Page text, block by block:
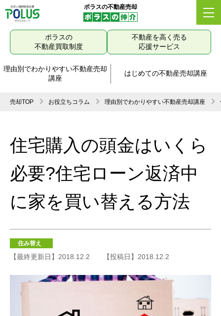
ポラスの不動産売却
ポラスの
不動産買取制度
不動産を高く売る
応援サービス
理由別でわかりやすい不動産売却
講座
はじめての不動産売却講座
売却TOP お役立ちコラム 理由別でわかりやすい不動産売却講座
住宅購入の頭金はいくら
必要?住宅ローン返済中
に家を買い替える方法
住み替え
【最終更新日】2018.12.2 【投稿日】2018.12.2